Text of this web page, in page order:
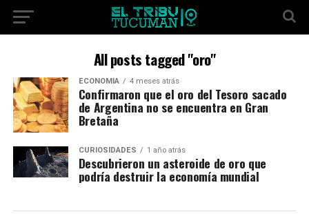
All posts tagged "oro"
ECONOMÍA 4 meses atrás
Confirmaron que el oro del Tesoro sacado
de Argentina no se encuentra en Gran
Bretaña
CURIOSIDADES 1 año atrás
Descubrieron un asteroide de oro que
podría destruir la economía mundial